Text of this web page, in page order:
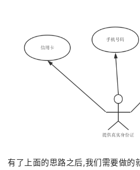
有了上面的思路之后,我们需要做的